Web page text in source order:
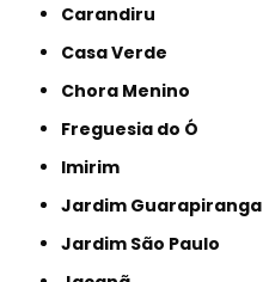
Carandiru
Casa Verde
Chora Menino
Freguesia do Ó
Imirim
Jardim Guarapiranga
Jardim São Paulo